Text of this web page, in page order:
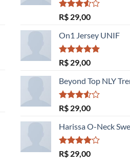
Avaliação
3.50
de
5
R$ 29,00
On1 Jersey UNIF
Avaliação
5.00
de 5
R$ 29,00
Beyond Top NLY
Avaliação
3.50
de
5
R$ 29,00
Harissa O-Neck
Avaliação
4.00
de
R$ 29,00